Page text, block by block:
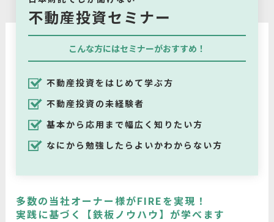
不動産投資セミナー
こんな方にはセミナーがおすすめ！
不動産投資をはじめて学ぶ方
不動産投資の未経験者
基本から応用まで幅広く知りたい方
なにから勉強したらよいかわからない方
多数の当社オーナー様がFIREを実現！
実践に基づく【鉄板ノウハウ】が学べます